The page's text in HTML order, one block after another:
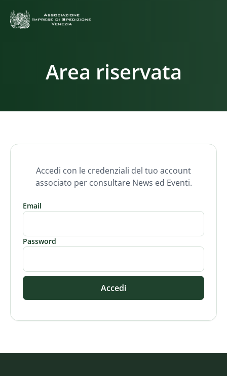
Area riservata
Accedi con le credenziali del tuo account
associato per consultare News ed Eventi.
Email
Password
Accedi